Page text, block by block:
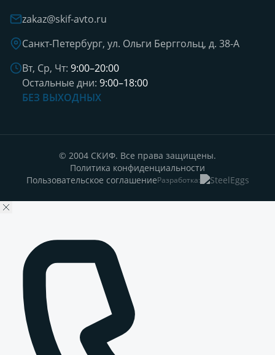
zakaz@skif-avto.ru
Санкт-Петербург, ул. Ольги Берггольц, д. 38-А
Вт, Ср, Чт: 9:00–20:00
Остальные дни: 9:00–18:00
БЕЗ ВЫХОДНЫХ
© 2004 СКИФ. Все права защищены.
Политика конфиденциальности
Пользовательское соглашениеРазработка: